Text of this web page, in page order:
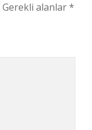
Gerekli alanlar*